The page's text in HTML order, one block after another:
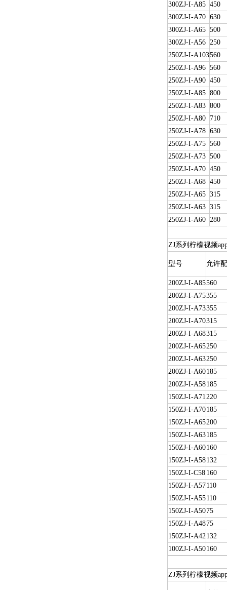
300ZJ-I-A85 450
300ZJ-I-A70 630
300ZJ-I-A65 500
300ZJ-I-A56 250
250ZJ-I-A103560
250ZJ-I-A96 560
250ZJ-I-A90 450
250ZJ-I-A85 800
250ZJ-I-A83 800
250ZJ-I-A80 710
250ZJ-I-A78 630
250ZJ-I-A75 560
250ZJ-I-A73 500
250ZJ-I-A70 450
250ZJ-I-A68 450
250ZJ-I-A65 315
250ZJ-I-A63 315
250ZJ-I-A60 280
ZJ系列柠檬视频
型号 允许
200ZJ-I-A85560
200ZJ-I-A75355
200ZJ-I-A73355
200ZJ-I-A70315
200ZJ-I-A68315
200ZJ-I-A65250
200ZJ-I-A63250
200ZJ-I-A60185
200ZJ-I-A58185
150ZJ-I-A71220
150ZJ-I-A70185
150ZJ-I-A65200
150ZJ-I-A63185
150ZJ-I-A60160
150ZJ-I-A58132
150ZJ-I-C58 160
150ZJ-I-A57110
150ZJ-I-A55110
150ZJ-I-A5075
150ZJ-I-A4875
150ZJ-I-A42132
100ZJ-I-A50160
ZJ系列柠檬视频